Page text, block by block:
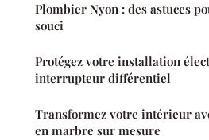
Plombier Nyon : des astuces
souci
Protégez votre installation
interrupteur différentiel
Transformez votre intérieur
en marbre sur mesure